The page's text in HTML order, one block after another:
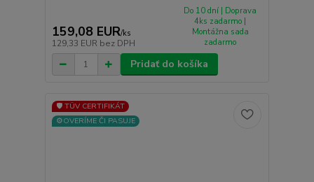
159,08 EUR/ks
129,33 EUR bez DPH
Do 10 dní | Doprava
4ks zadarmo |
Montážna sada
zadarmo
Pridať do košíka
🛡️ TÜV CERTIFIKÁT
⚙️OVERÍME ČI PASUJE